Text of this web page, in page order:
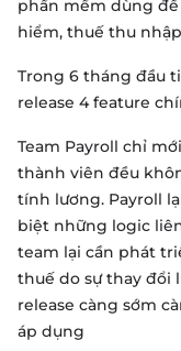
phần mềm dùng
hiểm, thuế thu
Trong 6 tháng đầu
release 4 feature
Team Payroll chỉ
thành viên đều
tính lương. Payroll
biệt những logic
team lại cần phát
thuế do sự thay đổi
release càng sớm
áp dụng